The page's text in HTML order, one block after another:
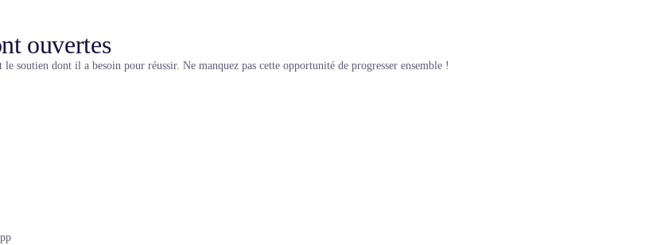
ouvertes
soutien dont il a besoin pour réussir. Ne manquez pas cette opportunité de progresser ensemble !